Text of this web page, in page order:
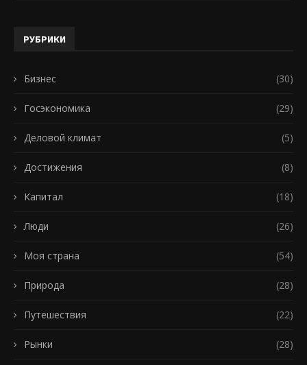
РУБРИКИ
Бизнес (30)
Госэкономика (29)
Деловой климат (5)
Достижения (8)
Капитал (18)
Люди (26)
Моя страна (54)
Природа (28)
Путешествия (22)
Рынки (28)